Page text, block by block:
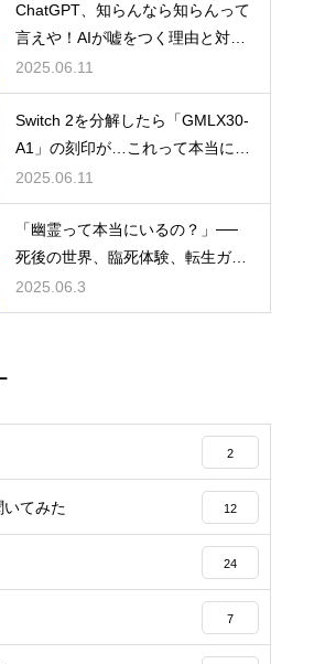
ChatGPT、知らんなら知らんって
言えや！AIが嘘をつく理由と対策
方法について
2025.06.11
Switch 2を分解したら「GMLX30-
A1」の刻印が…これって本当にT
egraなの？
2025.06.11
「幽霊って本当にいるの？」──
死後の世界、臨死体験、転生ガチ
ャ説まで真相に迫る雑談考察
2025.06.3
2
てみた 12
24
7